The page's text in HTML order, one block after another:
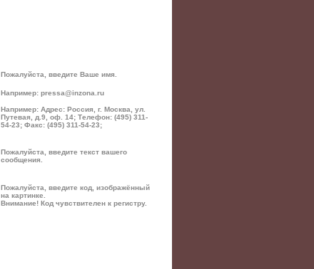
Пожалуйста, введите Ваше имя.
Например: pressa@inzona.ru
Например: Адрес: Россия, г. Москва, ул.
Путевая, д.9, оф. 14; Телефон: (495) 311-
54-23; Факс: (495) 311-54-23;
Пожалуйста, введите текст вашего
сообщения.
Пожалуйста, введите код, изображённый
на картинке.
Внимание! Код чувствителен к регистру.